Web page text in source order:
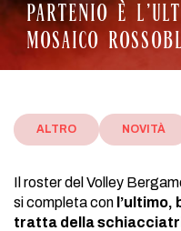
PARTENIO È
MOSAICO
ALTRO NOVITÀ
Il roster del Volley
si completa con
tratta della